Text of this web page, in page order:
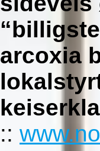
arcoxia
::